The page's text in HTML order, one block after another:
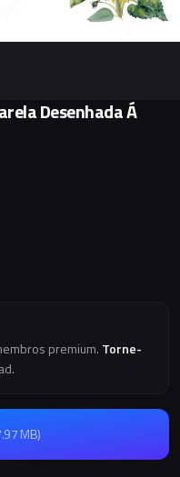
Desenhada Á
premium. Torne-
MB)